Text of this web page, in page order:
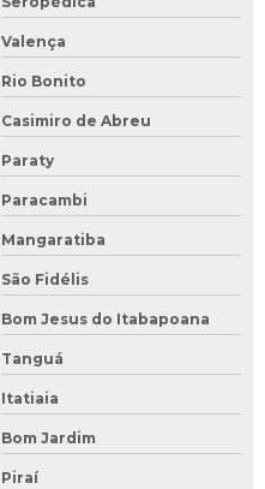
Valença
Rio Bonito
Casimiro de Abreu
Paraty
Paracambi
Mangaratiba
São Fidélis
Bom Jesus do Itabapoana
Tanguá
Itatiaia
Bom Jardim
Piraí